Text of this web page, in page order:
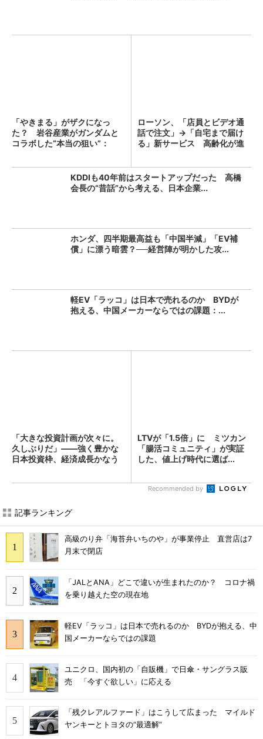
「やきまる」がザクになっ
た？ 岩谷産業がガンダムと
コラボした“本当の狙い”：
ローソン、「店員とビデオ通
話で注文」→「自宅まで届け
る」新サービス 高齢化が進
KDDIも40年前はスタートアップだった 高橋
会長の“昔話”から考える、日本企業...
ホンダ、四半期最高益も「中国半減」「EV補
償」に漂う暗雲？──経営陣が明かした攻...
軽EV「ラッコ」は日本で売れるのか BYDが
抱える、中国メーカーならではの課題：...
「大きな投資計画が次々に。
久しぶりだ」――強く豊かな
日本投資枠、経済成長かなう
LTVが「1.5倍」に ミツカン
「腸活コミュニティ」が実証
した、値上げ時代に選ば...
Recommended by
記事ランキング
高級のり弁「海苔弁いちのや」が事業停止 直営店は7
月末で閉店
「JALとANA」どこで違いが生まれたのか？ コロナ禍
を乗り越えた空の現在地
軽EV「ラッコ」は日本で売れるのか BYDが抱える、中
国メーカーならではの課題
ユニクロ、国内初の「自販機」で日傘・サングラス販
売 「今すぐ欲しい」に応える
「残クレアルファード」はこうして広まった マイルド
ヤンキーとトヨタの“最適解”